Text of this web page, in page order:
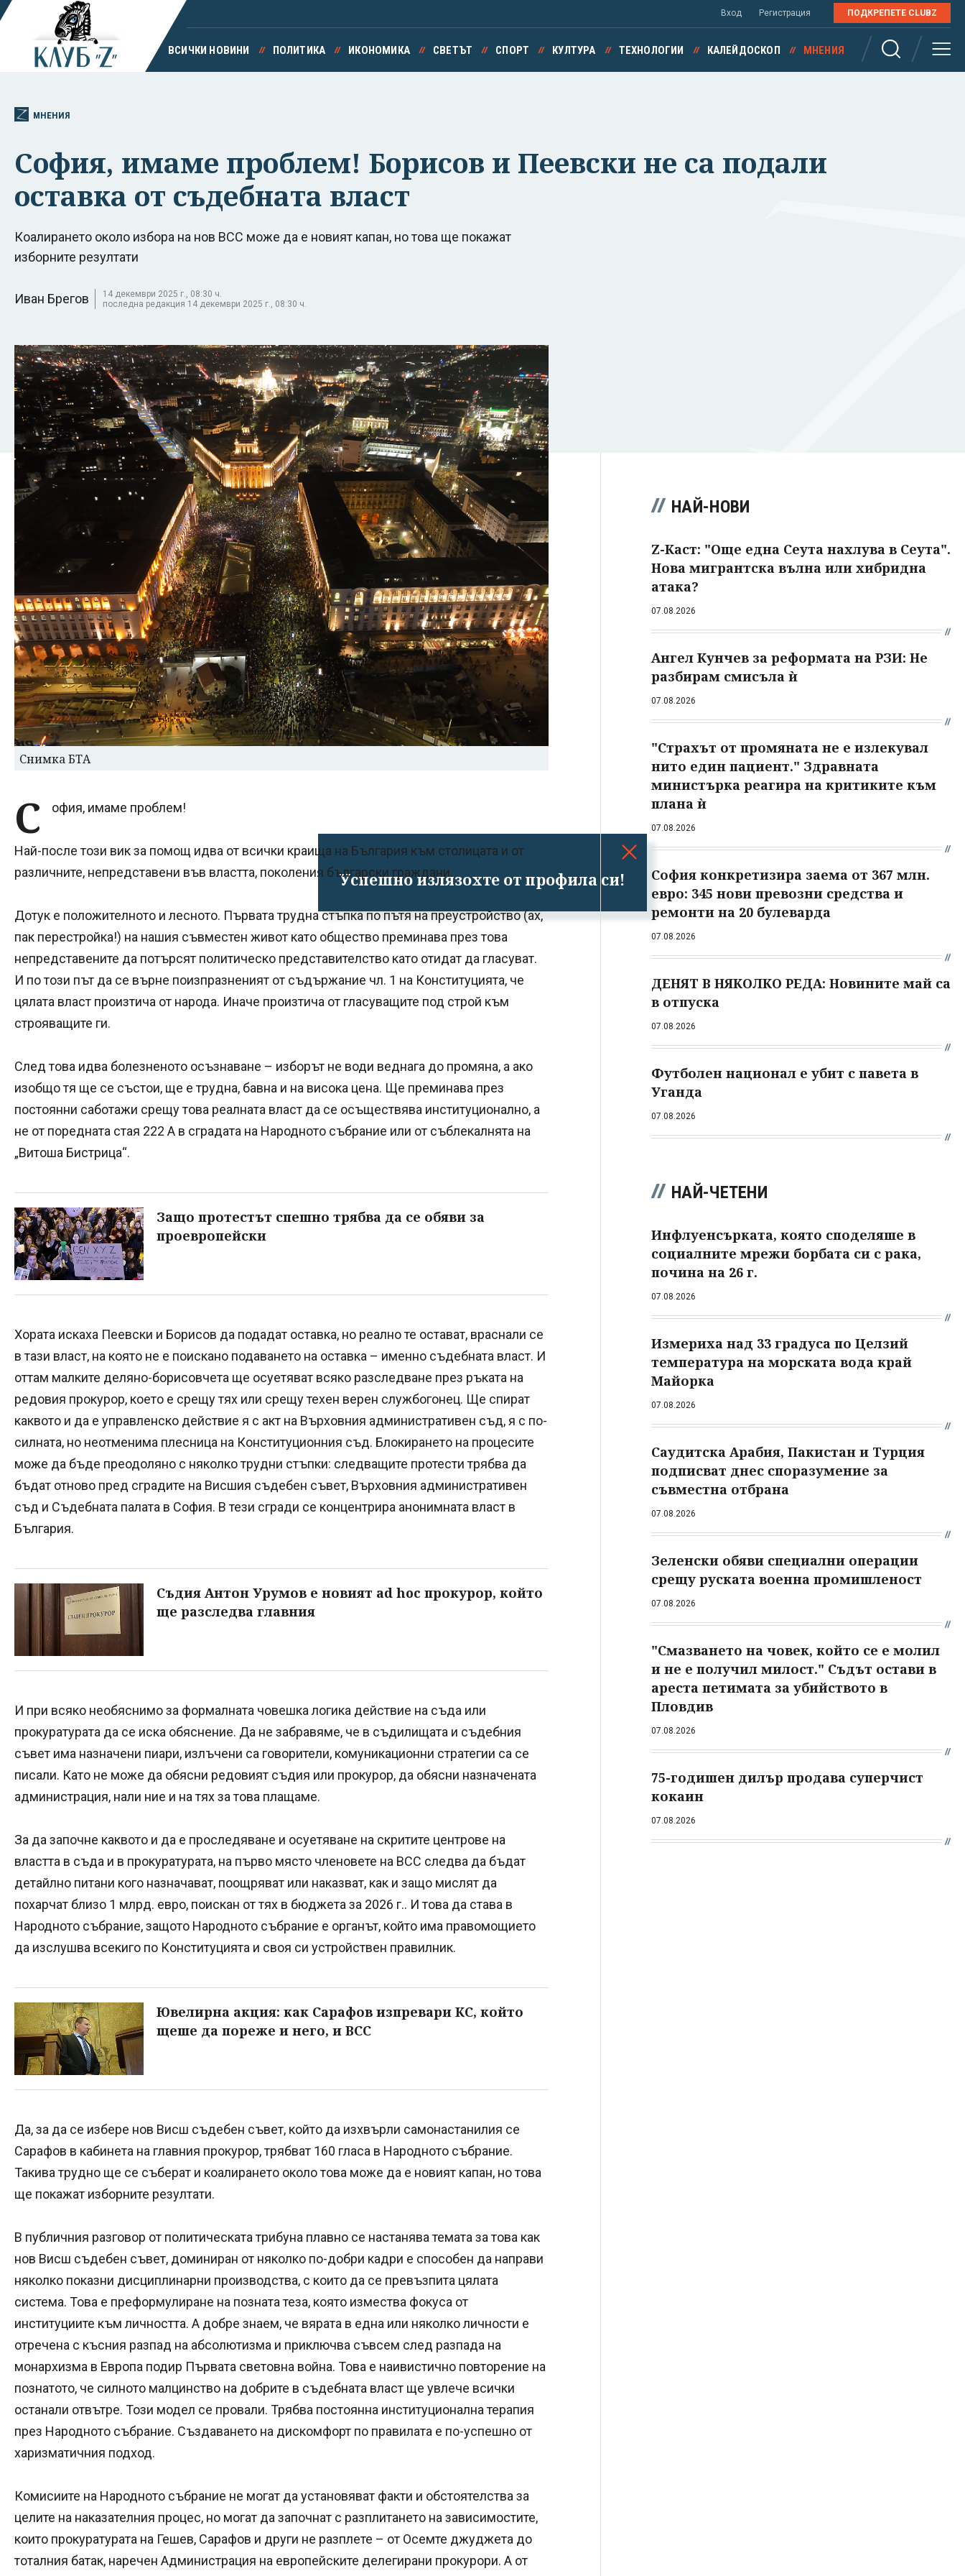
Успешно излязохте от профила си!
Вход Регистрация ПОДКРЕПЕТЕ CLUBZ
ВСИЧКИ НОВИНИ ПОЛИТИКА ИКОНОМИКА СВЕТЪТ СПОРТ КУЛТУРА ТЕХНОЛОГИИ КАЛЕЙДОСКОП МНЕНИЯ
МНЕНИЯ
София, имаме проблем! Борисов и Пеевски не са подали
оставка от съдебната власт
Коалирането около избора на нов ВСС може да е новият капан, но това ще покажат
изборните резултати
Иван Брегов
14 декември 2025 г., 08:30 ч.
последна редакция 14 декември 2025 г., 08:30 ч.
Снимка БТА
С офия, имаме проблем!
Най-после този вик за помощ идва от всички краища на България към столицата и от
различните, непредставени във властта, поколения български граждани.
Дотук е положителното и лесното. Първата трудна стъпка по пътя на преустройство (ах,
пак перестройка!) на нашия съвместен живот като общество преминава през това
непредставените да потърсят политическо представителство като отидат да гласуват.
И по този път да се върне поизпразненият от съдържание чл. 1 на Конституцията, че
цялата власт произтича от народа. Иначе произтича от гласуващите под строй към
строяващите ги.
След това идва болезненото осъзнаване – изборът не води веднага до промяна, а ако
изобщо тя ще се състои, ще е трудна, бавна и на висока цена. Ще преминава през
постоянни саботажи срещу това реалната власт да се осъществява институционално, а
не от поредната стая 222 А в сградата на Народното събрание или от съблекалнята на
„Витоша Бистрица“.
Защо протестът спешно трябва да се обяви за
проевропейски
Хората искаха Пеевски и Борисов да подадат оставка, но реално те остават, враснали се
в тази власт, на която не е поискано подаването на оставка – именно съдебната власт. И
оттам малките деляно-борисовчета ще осуетяват всяко разследване през ръката на
редовия прокурор, което е срещу тях или срещу техен верен службогонец. Ще спират
каквото и да е управленско действие я с акт на Върховния административен съд, я с по-
силната, но неотменима плесница на Конституционния съд. Блокирането на процесите
може да бъде преодоляно с няколко трудни стъпки: следващите протести трябва да
бъдат отново пред сградите на Висшия съдебен съвет, Върховния административен
съд и Съдебната палата в София. В тези сгради се концентрира анонимната власт в
България.
Съдия Антон Урумов е новият ad hoc прокурор, който
ще разследва главния
И при всяко необяснимо за формалната човешка логика действие на съда или
прокуратурата да се иска обяснение. Да не забравяме, че в съдилищата и съдебния
съвет има назначени пиари, излъчени са говорители, комуникационни стратегии са се
писали. Като не може да обясни редовият съдия или прокурор, да обясни назначената
администрация, нали ние и на тях за това плащаме.
За да започне каквото и да е проследяване и осуетяване на скритите центрове на
властта в съда и в прокуратурата, на първо място членовете на ВСС следва да бъдат
детайлно питани кого назначават, поощряват или наказват, как и защо мислят да
похарчат близо 1 млрд. евро, поискан от тях в бюджета за 2026 г.. И това да става в
Народното събрание, защото Народното събрание е органът, който има правомощието
да изслушва всекиго по Конституцията и своя си устройствен правилник.
Ювелирна акция: как Сарафов изпревари КС, който
щеше да пореже и него, и ВСС
Да, за да се избере нов Висш съдебен съвет, който да изхвърли самонастанилия се
Сарафов в кабинета на главния прокурор, трябват 160 гласа в Народното събрание.
Такива трудно ще се съберат и коалирането около това може да е новият капан, но това
ще покажат изборните резултати.
В публичния разговор от политическата трибуна плавно се настанява темата за това как
нов Висш съдебен съвет, доминиран от няколко по-добри кадри е способен да направи
няколко показни дисциплинарни производства, с които да се превъзпита цялата
система. Това е преформулиране на позната теза, която измества фокуса от
институциите към личността. А добре знаем, че вярата в една или няколко личности е
отречена с късния разпад на абсолютизма и приключва съвсем след разпада на
монархизма в Европа подир Първата световна война. Това е наивистично повторение на
познатото, че силното малцинство на добрите в съдебната власт ще увлече всички
останали отвътре. Този модел се провали. Трябва постоянна институционална терапия
през Народното събрание. Създаването на дискомфорт по правилата е по-успешно от
харизматичния подход.
Комисиите на Народното събрание не могат да установяват факти и обстоятелства за
целите на наказателния процес, но могат да започнат с разплитането на зависимостите,
които прокуратурата на Гешев, Сарафов и други не разплете – от Осемте джуджета до
тоталния батак, наречен Администрация на европейските делегирани прокурори. А от
НАЙ-НОВИ
Z-Каст: "Още една Сеута нахлува в Сеута".
Нова мигрантска вълна или хибридна
атака?
07.08.2026
Ангел Кунчев за реформата на РЗИ: Не
разбирам смисъла ѝ
07.08.2026
"Страхът от промяната не е излекувал
нито един пациент." Здравната
министърка реагира на критиките към
плана ѝ
07.08.2026
София конкретизира заема от 367 млн.
евро: 345 нови превозни средства и
ремонти на 20 булеварда
07.08.2026
ДЕНЯТ В НЯКОЛКО РЕДА: Новините май са
в отпуска
07.08.2026
Футболен национал е убит с павета в
Уганда
07.08.2026
НАЙ-ЧЕТЕНИ
Инфлуенсърката, която споделяше в
социалните мрежи борбата си с рака,
почина на 26 г.
07.08.2026
Измериха над 33 градуса по Целзий
температура на морската вода край
Майорка
07.08.2026
Саудитска Арабия, Пакистан и Турция
подписват днес споразумение за
съвместна отбрана
07.08.2026
Зеленски обяви специални операции
срещу руската военна промишленост
07.08.2026
"Смазването на човек, който се е молил
и не е получил милост." Съдът остави в
ареста петимата за убийството в
Пловдив
07.08.2026
75-годишен дилър продава суперчист
кокаин
07.08.2026